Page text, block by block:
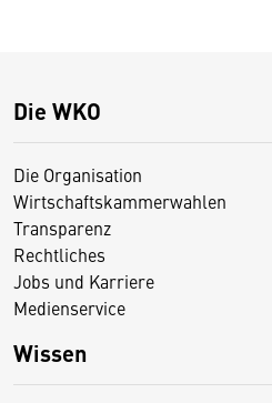
Die WKO
Die Organisation
Wirtschaftskammerwahlen
Transparenz
Rechtliches
Jobs und Karriere
Medienservice
Wissen